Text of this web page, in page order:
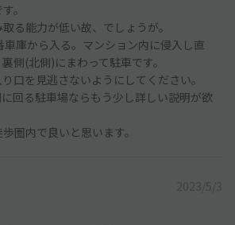
。
る能力が低い故、でしょうが。
庫から入る。マンション内に侵入し直
側(北側)にまわって駐車です。
口を見逃さないようにしてください。
回る駐車場ならもう少し詳しい説明が欲
圏内で良いと思います。
2023/5/3